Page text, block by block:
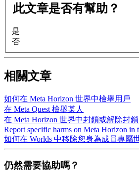
此文章是否有幫助？
是
否
相關文章
如何在 Meta Horizon 世界中檢舉用戶
在 Meta Quest 檢舉某人
在 Meta Horizon 世界中封鎖或解除封
Report specific harms on Meta Horizon in
如何在 Worlds 中移除您身為成員專屬
仍然需要協助嗎？